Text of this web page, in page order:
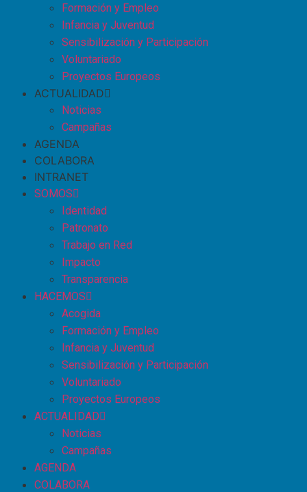
Formación y Empleo
Infancia y Juventud
Sensibilización y Participación
Voluntariado
Proyectos Europeos
ACTUALIDAD
Noticias
Campañas
AGENDA
COLABORA
INTRANET
SOMOS
Identidad
Patronato
Trabajo en Red
Impacto
Transparencia
HACEMOS
Acogida
Formación y Empleo
Infancia y Juventud
Sensibilización y Participación
Voluntariado
Proyectos Europeos
ACTUALIDAD
Noticias
Campañas
AGENDA
COLABORA